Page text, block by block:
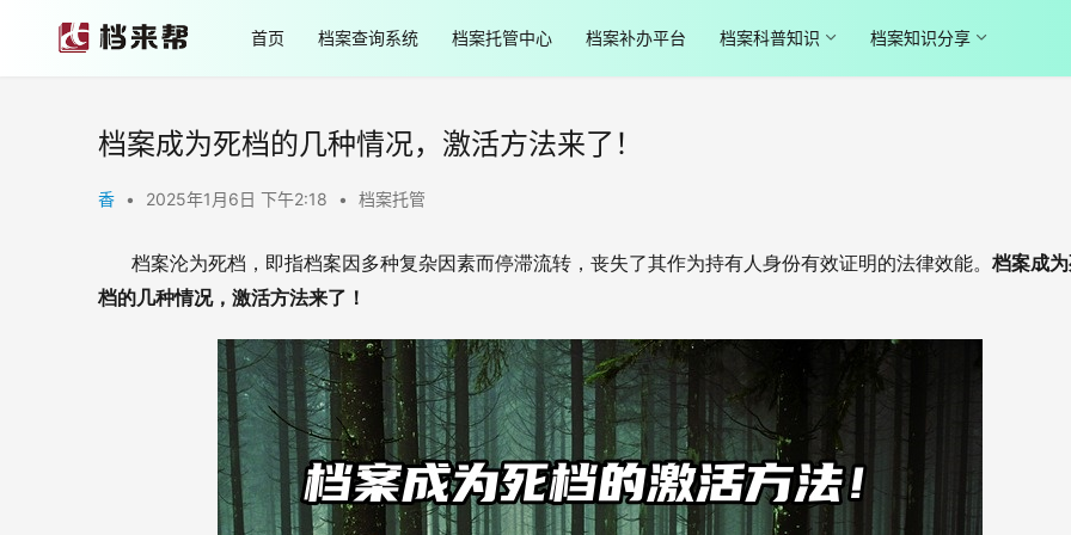
首页 档案查询系统 档案托管中心 档案补办平台 档案科普知识 档案知识分享
档案成为死档的几种情况，激活方法来了！
香 • 2025年1月6日 下午2:18 • 档案托管
档案沦为死档，即指档案因多种复杂因素而停滞流转，丧失了其作为持有人身份有效证明的法律效能。 档案成
档的几种情况，激活方法来了！